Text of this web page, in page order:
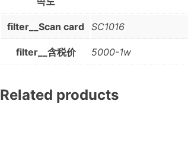
filter__Scan card SC1016
filter__含税价 5000-1w
Related products